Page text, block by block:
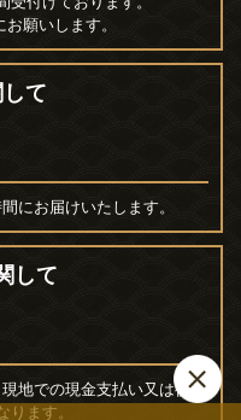
願いします。
て
にお届けいたします。
して
地での現金支払い又は後日
ります。